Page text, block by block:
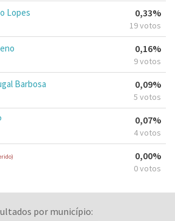
Lopes 0,33%
19 votos
0,16%
9 votos
Barbosa 0,09%
5 votos
0,07%
4 votos
0,00%
0 votos
por município: